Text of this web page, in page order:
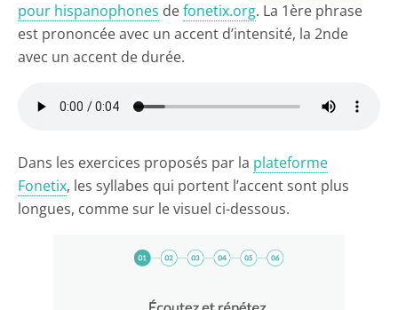
pour hispanophones defonetix.org. La 1ère phrase
est prononcée avec un accent d’intensité, la 2nde
avec un accent de durée.
Dans les exercices proposés par la plateforme
Fonetix, les syllabes qui portent l’accent sont plus
longues, comme sur le visuel ci-dessous.